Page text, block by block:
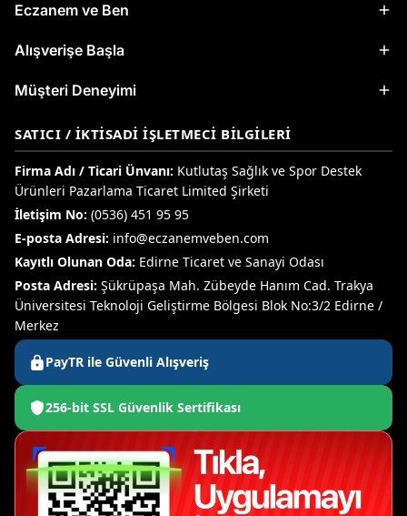
Eczanem ve Ben
Alışverişe Başla
Müşteri Deneyimi
SATICI / İKTISADI İŞLETMECI BILGILERI
Firma Adı / Ticari Ünvanı: Kutlutaş Sağlık ve Spor Destek
Ürünleri Pazarlama Ticaret Limited Şirketi
İletişim No: (0536) 451 95 95
E-posta Adresi: info@eczanemveben.com
Kayıtlı Olunan Oda: Edirne Ticaret ve Sanayi Odası
Posta Adresi: Şükrüpaşa Mah. Zübeyde Hanım Cad. Trakya
Üniversitesi Teknoloji Geliştirme Bölgesi Blok No:3/2 Edirne /
Merkez
PayTR ile Güvenli Alışveriş
256-bit SSL Güvenlik Sertifikası